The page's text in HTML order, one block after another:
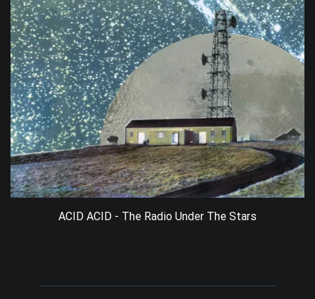
ACID ACID - The Radio Under The Stars